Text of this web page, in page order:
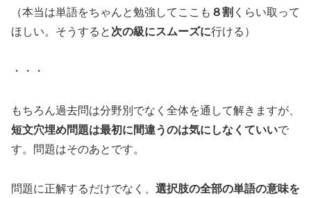
（本当は単語をちゃんと勉強してここも ８割 くらい取って
ほしい。そうすると 次の級にスムーズに行ける）
・・・
もちろん過去問は分野別でなく全体を通して解きますが、
短文穴埋め問題は最初に間違うのは気にしなくていいで
す。問題はそのあとです。
問題に正解するだけでなく、 選択肢の全部の単語の意味を